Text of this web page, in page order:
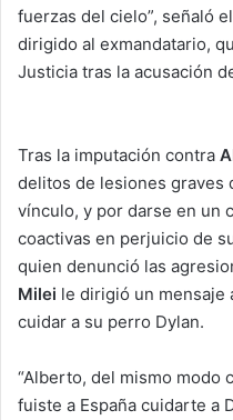
fuerzas del cielo”, señaló
dirigido al exmandatario,
Justicia tras la acusación
Tras la imputación contra
delitos de lesiones graves
vínculo, y por darse en un
coactivas en perjuicio de
quien denunció las
Milei le dirigió un mensaje
cuidar a su perro Dylan.
“Alberto, del mismo modo
fuiste a España cuidarte a